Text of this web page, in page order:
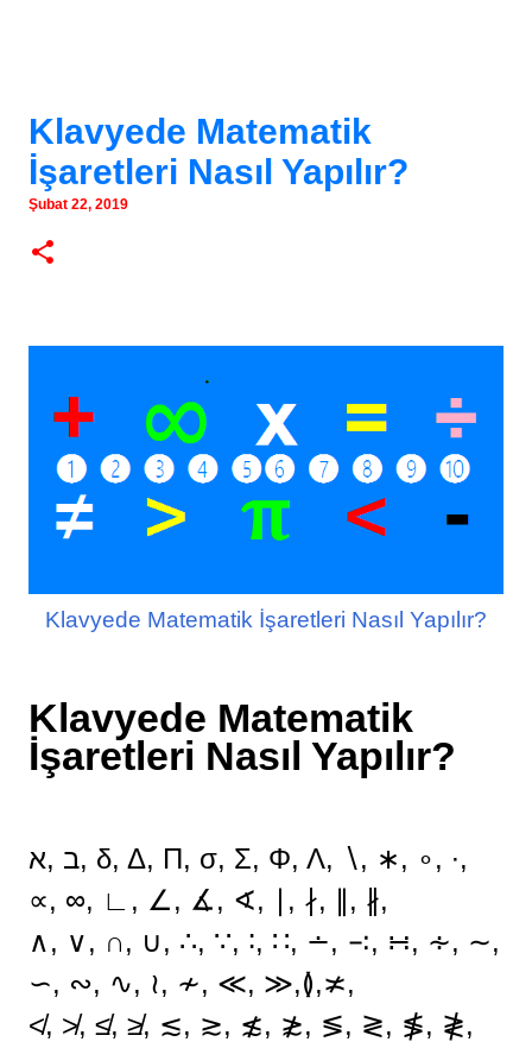
Klavyede Matematik
İşaretleri Nasıl Yapılır?
Şubat 22, 2019
Klavyede Matematik İşaretleri Nasıl Yapılır?
Klavyede Matematik
İşaretleri Nasıl Yapılır?
ב ,א, δ, Δ, Π, σ, Σ, Φ, Λ, ∖, ∗, ∘, ∙,
∝, ∞, ∟, ∠, ∡, ∢, ∣, ∤, ∥, ∦,
∧, ∨, ∩, ∪, ∴, ∵, ∶, ∷, ∸, ∹, ∺, ∻, ∼,
∽, ∾, ∿, ≀, ≁, ≪, ≫,≬,≭,
≮, ≯, ≰, ≱, ≲, ≳, ≴, ≵, ≶, ≷, ≸, ≹,